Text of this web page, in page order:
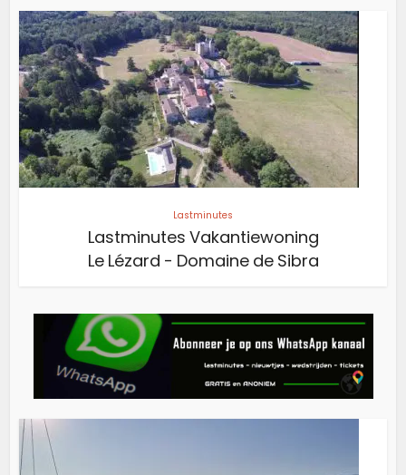
Lastminutes
Lastminutes Vakantiewoning
Le Lézard - Domaine de Sibra